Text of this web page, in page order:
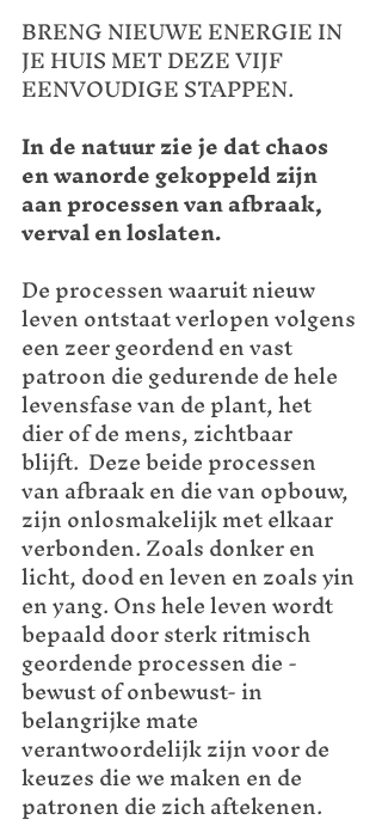
BRENG NIEUWE ENERGIE IN
JE HUIS MET DEZE VIJF
EENVOUDIGE STAPPEN.
In de natuur zie je dat chaos
en wanorde gekoppeld zijn
aan processen van afbraak,
verval en loslaten.
De processen waaruit nieuw
leven ontstaat verlopen volgens
een zeer geordend en vast
patroon die gedurende de hele
levensfase van de plant, het
dier of de mens, zichtbaar
blijft.  Deze beide processen
van afbraak en die van opbouw,
zijn onlosmakelijk met elkaar
verbonden. Zoals donker en
licht, dood en leven en zoals yin
en yang. Ons hele leven wordt
bepaald door sterk ritmisch
geordende processen die -
bewust of onbewust- in
belangrijke mate
verantwoordelijk zijn voor de
keuzes die we maken en de
patronen die zich aftekenen.